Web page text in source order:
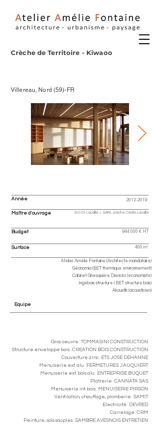
Crèche de Territoire - Kiwaoo
Villereau, Nord (59)-FR
Année 2012-2019
Maître d'ouvrage SCI CX Lacaille + SARL crèche Cécile Lacaille
Budget 944 000 € HT
Surface 400 m²
Atelier Amélie Fontaine (Architecte mandataire)
Géonomia (BET thermique environnement)
Cabinet Ghesquière Dierickx (économiste)
Ingébois structure ( BET structure bois)
Akoustik (acousticien)
Equipe
Gros oeuvre : TOMMASINI CONSTRUCTION
Structure enveloppe bois : CREATION BOIS CONSTRUCTION
Couverture zinc : ETS JOSE DEHANNE
Menuiserie ext. alu : FERMETURES J.AUQUIERT
Menuiserie ext. bois alu : ENTREPRISE BUQUET
Platrerie : CANNATA SAS
Menuiserie int. bois : MENUISERIE PIRSON
Ventilation, chauffage, plomberie : SAMIT
Electricité : DEVRED
Carrelage : CRM
Peinture, sols souples : SAMBRE AVESNOIS ENTRETIEN